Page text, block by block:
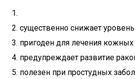
существенно снижает
пригоден для лечения кожных
предупреждает развитие
полезен при простудных